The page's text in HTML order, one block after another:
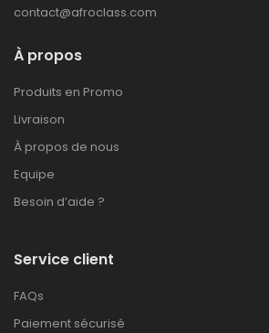
contact@afroclass.com
À propos
Produits en Promo
Livraison
À propos de nous
Equipe
Besoin d’aide ?
Service client
FAQs
Paiement sécurisé